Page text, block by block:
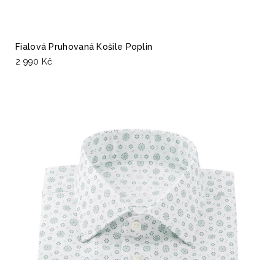
Fialová Pruhovaná Košile Poplin
2 990 Kč